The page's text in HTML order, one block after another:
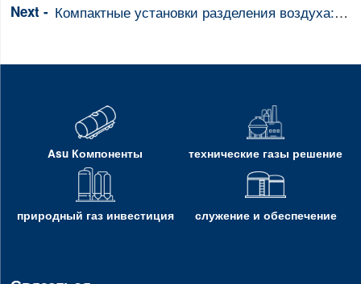
Компактные установки разделения воздуха: полное руководство по энергоэффективным решениям для промышленного газа
Asu Компоненты технические газы решение
природный газ инвестиция служение и обеспечение